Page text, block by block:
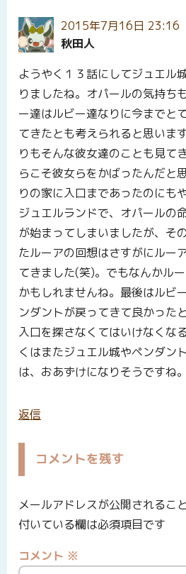
2015年7月16日 23:16
秋田人
ようやく１３話にしてジュエル
りましたね。オパールの気持ち
ー達はルビー達なりに今までと
てきたとも考えられると思いま
りもそんな彼女達のことも見て
らこそ彼女らをかばったんだ
りの家に入口まであったのにも
ジュエルランドで、オパールの
が始まってしまいましたが、そ
たルーアの回想はさすがにルー
てきました(笑)。でもなんかル
かもしれませんね。最後はルビ
ンダントが戻ってきて良かった
入口を探さなくてはいけなくな
くはまたジュエル城やペンダン
は、おあずけになりそうですね。
返信
コメントを残す
メールアドレスが公開されるこ
付いている欄は必須項目です
コメント ※